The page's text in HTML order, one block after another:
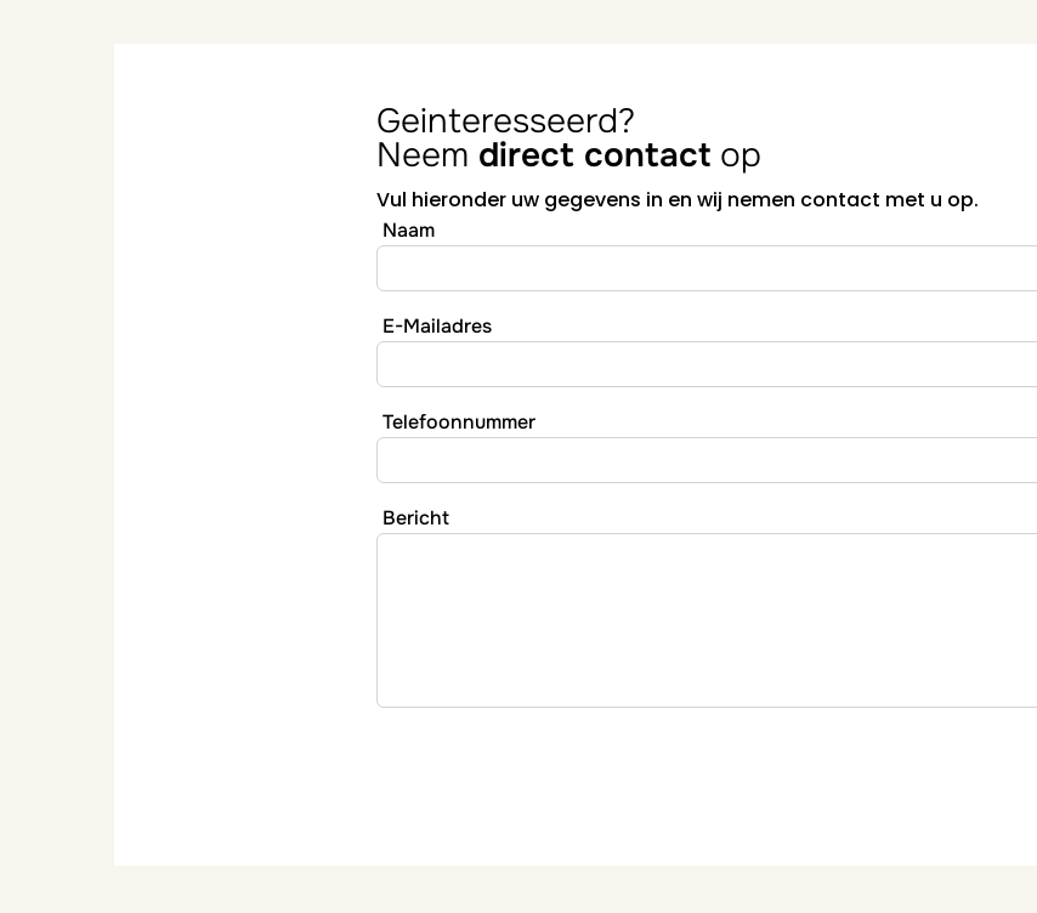
Geinteresseerd?
Neem direct contact op
Vul hieronder uw gegevens in en wij nemen contact met u op.
Naam
E-Mailadres
Telefoonnummer
Bericht